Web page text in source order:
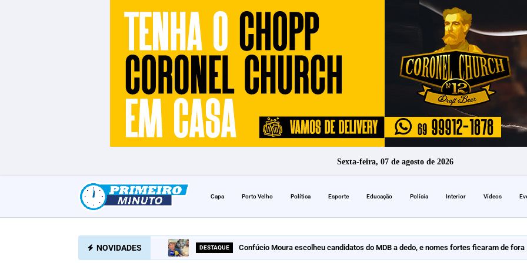
Sexta-feira, 07 de agosto de 2026
Capa Porto Velho Política Esporte Educação Polícia Interior Vídeos
NOVIDADES DESTAQUE Confúcio Moura escolheu candidatos do MDB a dedo, e nomes fortes ficaram de fora